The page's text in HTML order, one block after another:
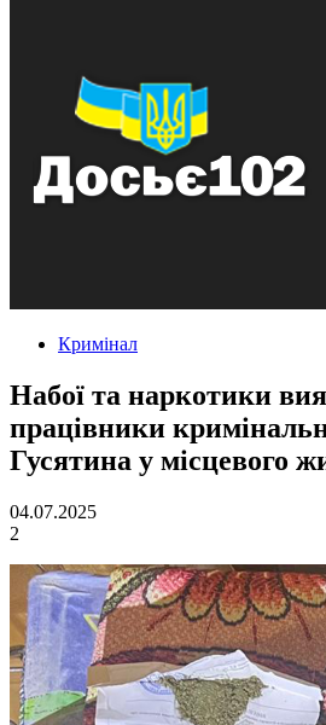
Кримінал
Набої та наркотики
працівники
Гусятина у місцевого
04.07.2025
2